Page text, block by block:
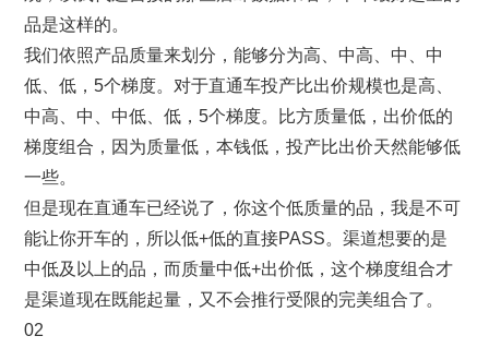
品是这样的。
我们依照产品质量来划分，能够分为高、中高、中、中
低、低，5个梯度。对于直通车投产比出价规模也是高、
中高、中、中低、低，5个梯度。比方质量低，出价低的
梯度组合，因为质量低，本钱低，投产比出价天然能够低
一些。
但是现在直通车已经说了，你这个低质量的品，我是不可
能让你开车的，所以低+低的直接PASS。渠道想要的是
中低及以上的品，而质量中低+出价低，这个梯度组合才
是渠道现在既能起量，又不会推行受限的完美组合了。
02